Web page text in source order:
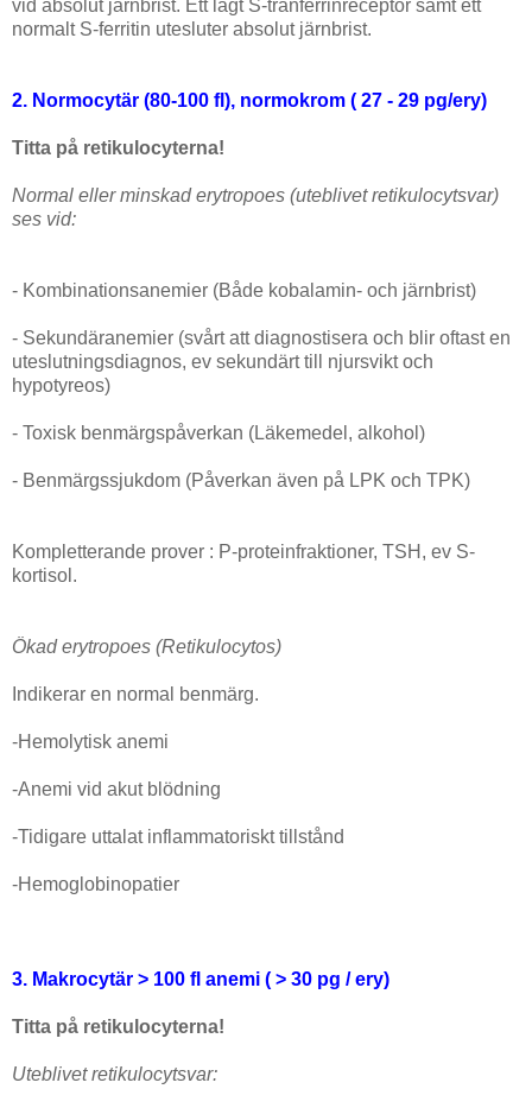
vid absolut järnbrist. Ett lågt S-tranferrinreceptor samt ett
normalt S-ferritin utesluter absolut järnbrist.
2. Normocytär (80-100 fl), normokrom ( 27 - 29 pg/ery)
Titta på retikulocyterna!
Normal eller minskad erytropoes (uteblivet retikulocytsvar)
ses vid:
- Kombinationsanemier (Både kobalamin- och järnbrist)
- Sekundäranemier (svårt att diagnostisera och blir oftast en
uteslutningsdiagnos, ev sekundärt till njursvikt och
hypotyreos)
- Toxisk benmärgspåverkan (Läkemedel, alkohol)
- Benmärgssjukdom (Påverkan även på LPK och TPK)
Kompletterande prover : P-proteinfraktioner, TSH, ev S-
kortisol.
Ökad erytropoes (Retikulocytos)
Indikerar en normal benmärg.
-Hemolytisk anemi
-Anemi vid akut blödning
-Tidigare uttalat inflammatoriskt tillstånd
-Hemoglobinopatier
3. Makrocytär > 100 fl anemi ( > 30 pg / ery)
Titta på retikulocyterna!
Uteblivet retikulocytsvar: